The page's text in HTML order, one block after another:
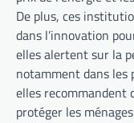
De plus, ces
dans l’innovation
elles alertent sur la
notamment dans les
elles recommandent
protéger les